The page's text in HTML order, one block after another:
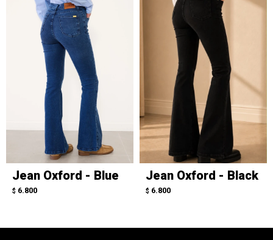
Jean Oxford - Blue
$ 6.800
Jean Oxford - Black
$ 6.800